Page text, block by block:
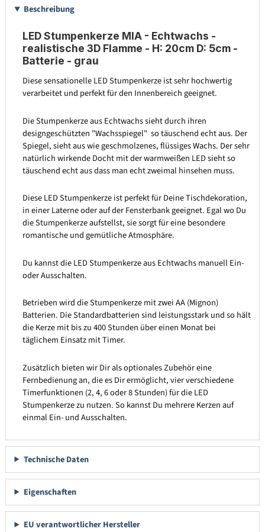
Beschreibung
LED Stumpenkerze MIA - Echtwachs -
realistische 3D Flamme - H: 20cm D: 5cm -
Batterie - grau
Diese sensationelle LED Stumpenkerze ist sehr hochwertig
verarbeitet und perfekt für den Innenbereich geeignet.
Die Stumpenkerze aus Echtwachs sieht durch ihren
designgeschützten "Wachsspiegel" so täuschend echt aus. Der
Spiegel, sieht aus wie geschmolzenes, flüssiges Wachs. Der sehr
natürlich wirkende Docht mit der warmweißen LED sieht so
täuschend echt aus dass man echt zweimal hinsehen muss.
Diese LED Stumpenkerze ist perfekt für Deine Tischdekoration,
in einer Laterne oder auf der Fensterbank geeignet. Egal wo Du
die Stumpenkerze aufstellst, sie sorgt für eine besondere
romantische und gemütliche Atmosphäre.
Du kannst die LED Stumpenkerze aus Echtwachs manuell Ein-
oder Ausschalten.
Betrieben wird die Stumpenkerze mit zwei AA (Mignon)
Batterien. Die Standardbatterien sind leistungsstark und so hält
die Kerze mit bis zu 400 Stunden über einen Monat bei
täglichem Einsatz mit Timer.
Zusätzlich bieten wir Dir als optionales Zubehör eine
Fernbedienung an, die es Dir ermöglicht, vier verschiedene
Timerfunktionen (2, 4, 6 oder 8 Stunden) für die LED
Stumpenkerze zu nutzen. So kannst Du mehrere Kerzen auf
einmal Ein- und Ausschalten.
Technische Daten
Eigenschaften
EU verantwortlicher Hersteller